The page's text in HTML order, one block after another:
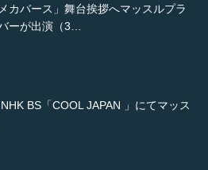
カバース」舞台挨拶へマッスルプラ
ーが出演（3…
NHK BS「COOL JAPAN 」にてマッス